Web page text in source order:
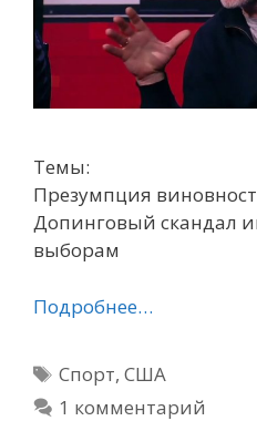
Темы:
Презумпция
Допинговый скандал
выборам
Подробнее…
Метки
Спорт,США
1 комментарий